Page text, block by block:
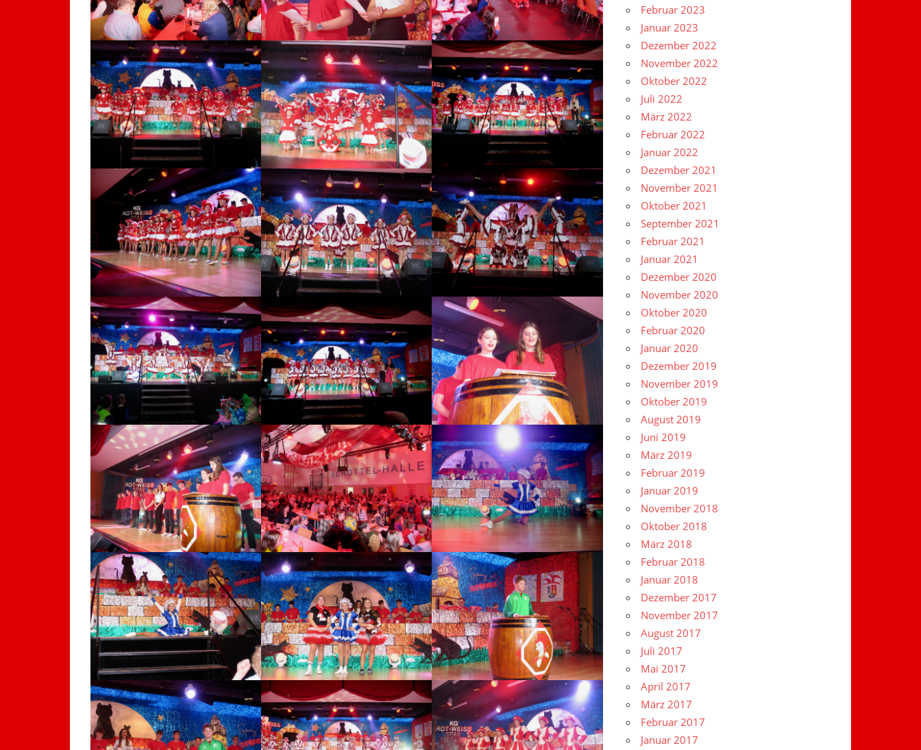
Februar 2023
Januar 2023
Dezember 2022
November 2022
Oktober 2022
Juli 2022
März 2022
Februar 2022
Januar 2022
Dezember 2021
November 2021
Oktober 2021
September 2021
Februar 2021
Januar 2021
Dezember 2020
November 2020
Oktober 2020
Februar 2020
Januar 2020
Dezember 2019
November 2019
Oktober 2019
August 2019
Juni 2019
März 2019
Februar 2019
Januar 2019
November 2018
Oktober 2018
März 2018
Februar 2018
Januar 2018
Dezember 2017
November 2017
August 2017
Juli 2017
Mai 2017
April 2017
März 2017
Februar 2017
Januar 2017